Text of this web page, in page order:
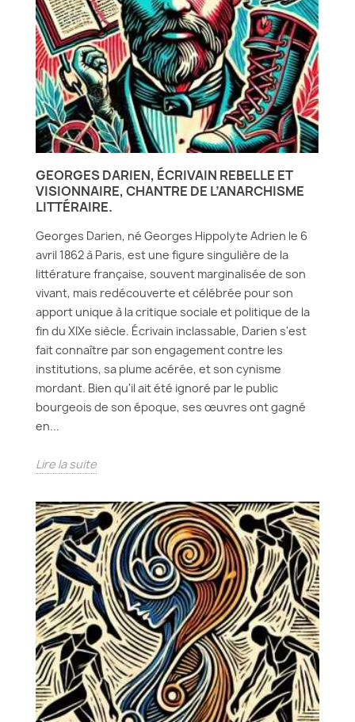
GEORGES DARIEN, ÉCRIVAIN REBELLE ET
VISIONNAIRE, CHANTRE DE L’ANARCHISME
LITTÉRAIRE.
Georges Darien, né Georges Hippolyte Adrien le 6
avril 1862 à Paris, est une figure singulière de la
littérature française, souvent marginalisée de son
vivant, mais redécouverte et célébrée pour son
apport unique à la critique sociale et politique de la
fin du XIXe siècle. Écrivain inclassable, Darien s'est
fait connaître par son engagement contre les
institutions, sa plume acérée, et son cynisme
mordant. Bien qu'il ait été ignoré par le public
bourgeois de son époque, ses œuvres ont gagné
en...
Lire la suite